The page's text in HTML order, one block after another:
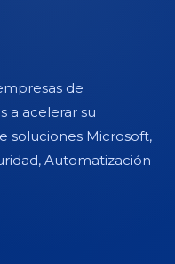
de
a acelerar su
soluciones Microsoft,
Automatización